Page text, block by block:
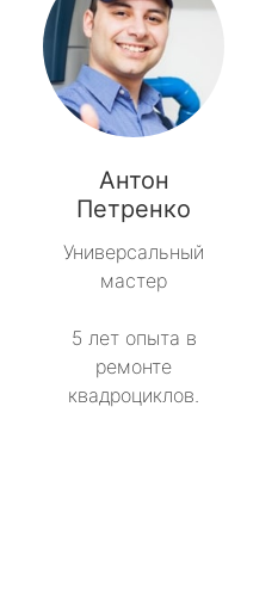
Антон
Петренко
Универсальный
мастер
5 лет опыта в
ремонте
квадроциклов.